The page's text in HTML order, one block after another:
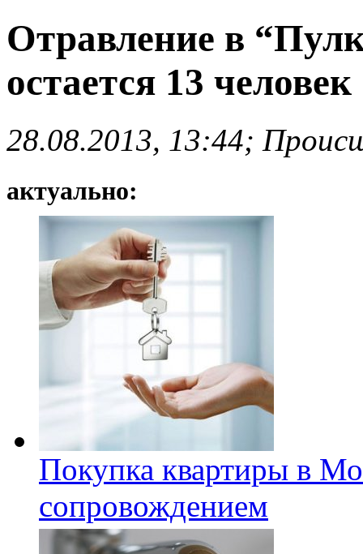
Отравление в
остается 13 человек
28.08.2013, 13:44;
актуально:
Покупка квартиры в
сопровождением